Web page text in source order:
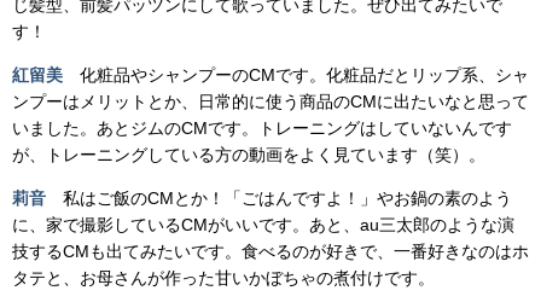
じ髪型、前髪パッツンにして歌っていました。ぜひ出てみたいで
す！
紅留美 化粧品やシャンプーのCMです。化粧品だとリップ系、シャ
ンプーはメリットとか、日常的に使う商品のCMに出たいなと思って
いました。あとジムのCMです。トレーニングはしていないんです
が、トレーニングしている方の動画をよく見ています（笑）。
莉音 私はご飯のCMとか！「ごはんですよ！」やお鍋の素のよう
に、家で撮影しているCMがいいです。あと、au三太郎のような演
技するCMも出てみたいです。食べるのが好きで、一番好きなのはホ
タテと、お母さんが作った甘いかぼちゃの煮付けです。